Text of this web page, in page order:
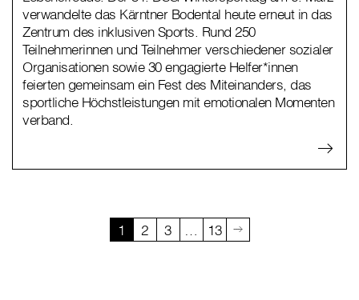
verwandelte das Kärntner Bodental heute erneut in das
Zentrum des inklusiven Sports. Rund 250
Teilnehmerinnen und Teilnehmer verschiedener sozialer
Organisationen sowie 30 engagierte Helfer*innen
feierten gemeinsam ein Fest des Miteinanders, das
sportliche Höchstleistungen mit emotionalen Momenten
verband.
1 2 3 13